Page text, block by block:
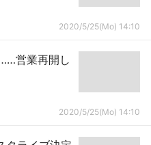
2020/5/25(Mo) 14:10
営業再開し
2020/5/25(Mo) 14:10